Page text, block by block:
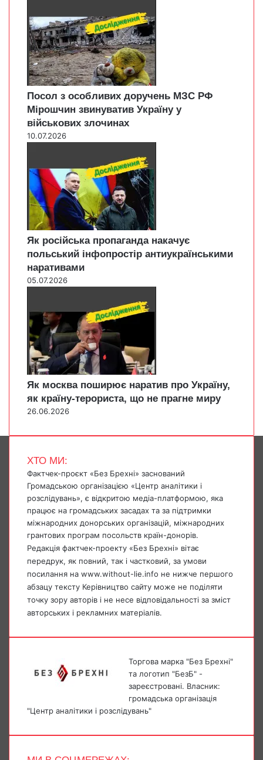
Посол з особливих доручень МЗС РФ
Мірошчин звинуватив Україну у
військових злочинах
10.07.2026
Як російська пропаганда накачує
польський інфопростір антиукраїнськими
наративами
05.07.2026
Як москва поширює наратив про Україну,
як країну-терориста, що не прагне миру
26.06.2026
ХТО МИ:
Фактчек-проєкт «Без Брехні» заснований
Громадською організацією «Центр аналітики і
розслідувань», є відкритою медіа-платформою, яка
працює на громадських засадах та за підтримки
міжнародних донорських організацій, міжнародних
грантових програм посольств країн-донорів.
Редакція фактчек-проекту «Без Брехні» вітає
передрук, як повний, так і частковий, за умови
посилання на www.without-lie.info не нижче першого
абзацу тексту Керівництво сайту може не поділяти
точку зору авторів і не несе відповідальності за зміст
авторських і рекламних матеріалів.
Торгова марка "Без Брехні"
та логотип "БезБ" -
зареєстровані. Власник:
громадська організація
"Центр аналітики і розслідувань"